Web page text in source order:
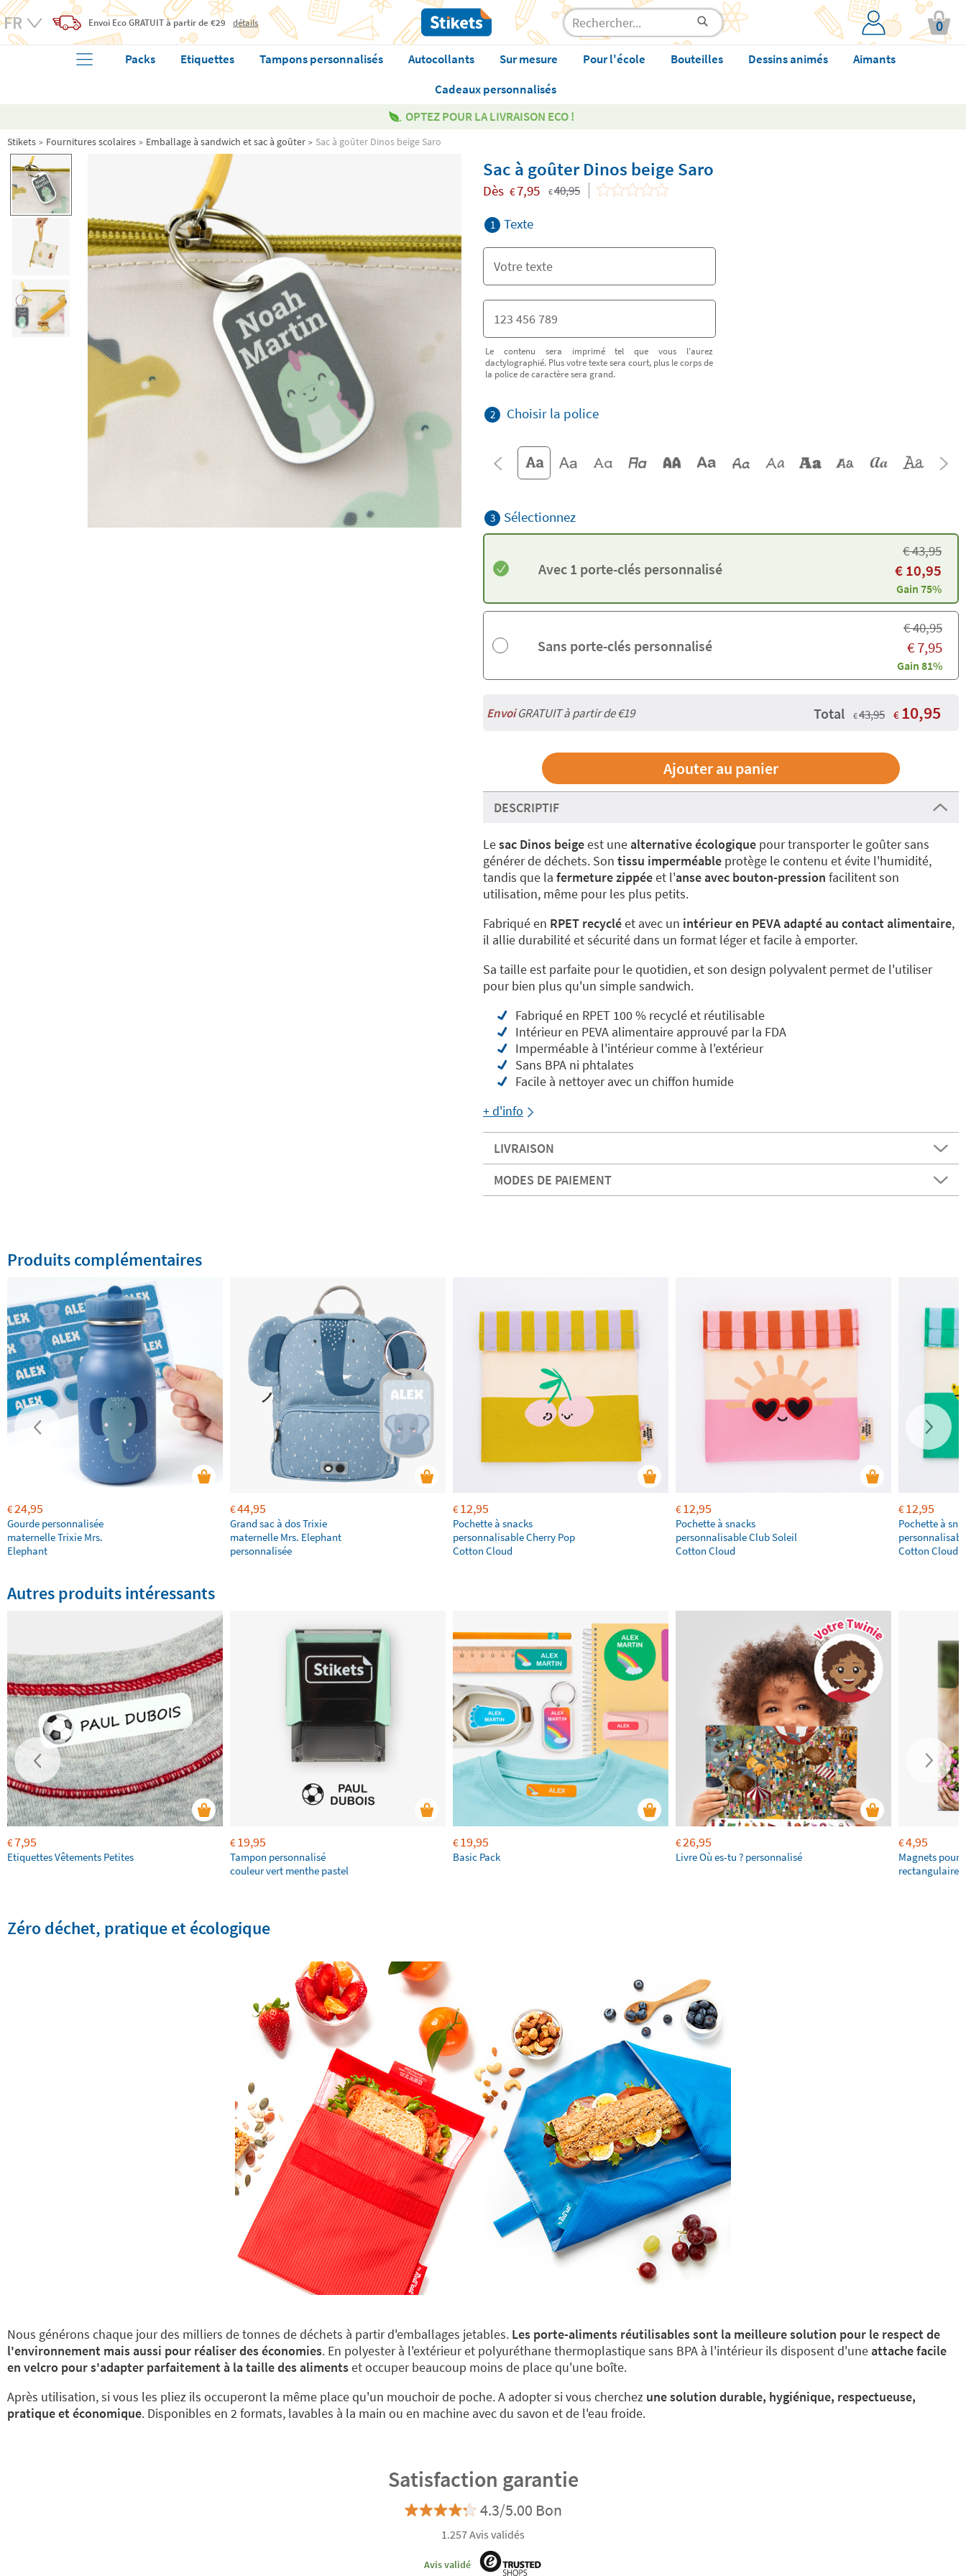
Envoi EcoGRATUITà partir de €29 détails 0
Packs Etiquettes Tampons personnalisés Autocollants Sur mesure Pour l'école Bouteilles Dessins animés
Aimants
Cadeaux personnalisés
OPTEZ POUR LA LIVRAISON ECO !
Stikets Fournitures scolaires Emballage à sandwich et sac à goûter Sac à goûter Dinos beige Saro
Sac à goûter Dinos beige Saro
Dès €7,95 €40,95
1 Texte
Le contenu sera imprimé tel que vous l'aurez
dactylographié. Plus votre texte sera court, plus le corps de
la police de caractère sera grand.
2 Choisir la police
3 Sélectionnez
Avec 1 porte-clés personnalisé
€43,95
€10,95
Gain 75%
Sans porte-clés personnalisé
€40,95
€7,95
Gain 81%
EnvoiGRATUIT à partir de €19 Total €43,95 € 10,95
DESCRIPTIF
Lesac Dinos beigeest unealternative écologique pour transporter le goûter sans
générer de déchets. Son tissu imperméable protège le contenu et évite l'humidité,
tandis que la fermeture zippéeet l'anse avec bouton-pression facilitent son
utilisation, même pour les plus petits.
Fabriqué en RPET recycléet avec un intérieur en PEVA adapté au contact alimentaire,
il allie durabilité et sécurité dans un format léger et facile à emporter.
Sa taille est parfaite pour le quotidien, et son design polyvalent permet de l'utiliser
pour bien plus qu'un simple sandwich.
Fabriqué en RPET 100 % recyclé et réutilisable
Intérieur en PEVA alimentaire approuvé par la FDA
Imperméable à l'intérieur comme à l'extérieur
Sans BPA ni phtalates
Facile à nettoyer avec un chiffon humide
+ d'info
LIVRAISON
MODES DE PAIEMENT
Produits complémentaires
€24,95
Gourde personnalisée
maternelle Trixie Mrs.
Elephant
€44,95
Grand sac à dos Trixie
maternelle Mrs. Elephant
personnalisée
€12,95
Pochette à snacks
personnalisable Cherry Pop
Cotton Cloud
€12,95
Pochette à snacks
personnalisable Club Soleil
Cotton Cloud
€12,95
Pochette à
Cotton Cloud
Autres produits intéressants
€7,95
Etiquettes Vêtements Petites
€19,95
Tampon personnalisé
couleur vert menthe pastel
€19,95
Basic Pack
€26,95
Livre Où es-tu ? personnalisé
€4,95
Magnets pour
rectangulaires
Zéro déchet, pratique et écologique
Nous générons chaque jour des milliers de tonnes de déchets à partir d'emballages jetables. Les porte-aliments réutilisables sont la meilleure solution pour le respect de
l'environnement mais aussi pour réaliser des économies. En polyester à l'extérieur et polyuréthane thermoplastique sans BPA à l'intérieur ils disposent d'uneattache facile
en velcro pour s'adapter parfaitement à la taille des alimentset occuper beaucoup moins de place qu'une boîte.
Après utilisation, si vous les pliez ils occuperont la même place qu'un mouchoir de poche. A adopter si vous cherchez une solution durable, hygiénique, respectueuse,
pratique et économique. Disponibles en 2 formats, lavables à la main ou en machine avec du savon et de l'eau froide.
Satisfaction garantie
4.3/5.00 Bon
1.257 Avis validés
Avis validé